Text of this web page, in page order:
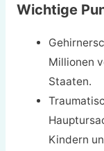
Wichtige
Millionen
Staaten.
Kindern